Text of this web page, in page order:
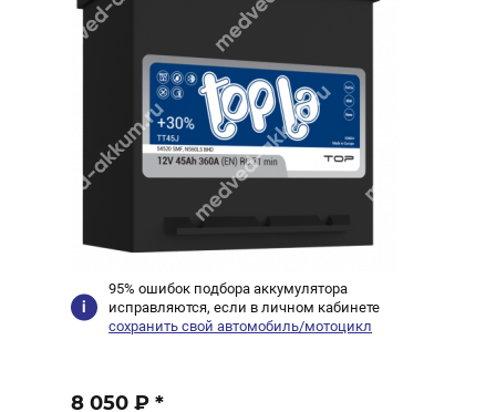
95% ошибок подбора аккумулятора
исправляются, если в личном кабинете
сохранить свой автомобиль/мотоцикл
8 050 ₽ *